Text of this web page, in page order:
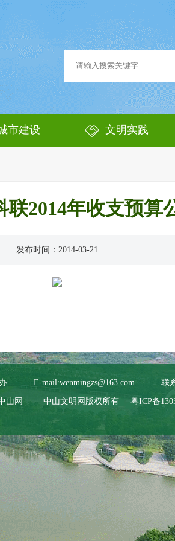
市建设 文明实践
联2014年收支预算
发布时间：2014-03-21
E-mail:wenmingzs@163.com 联
山网 中山文明网版权所有 粤ICP备